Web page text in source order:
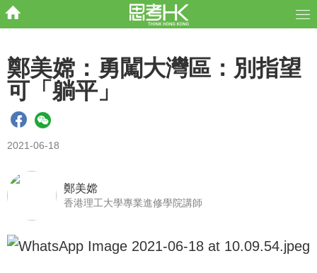
鄭美嫦：勇闖大灣區：別指望
可「躺平」
2021-06-18
鄭美嫦
香港理工大學專業進修學院講師